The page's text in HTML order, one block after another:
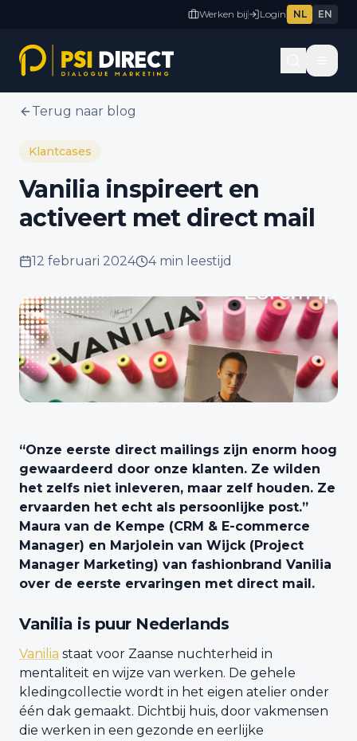
Werken bij Login NL EN
Terug naar blog
Klantcases
Vanilia inspireert en
activeert met direct mail
12 februari 2024 4 min leestijd
“Onze eerste direct mailings zijn enorm hoog
gewaardeerd door onze klanten. Ze wilden
het zelfs niet inleveren, maar zelf houden. Ze
ervaarden het echt als persoonlijke post.”
Maura van de Kempe (CRM & E-commerce
Manager) en Marjolein van Wijck (Project
Manager Marketing) van fashionbrand Vanilia
over de eerste ervaringen met direct mail.
Vanilia is puur Nederlands
Vanilia staat voor Zaanse nuchterheid in
mentaliteit en wijze van werken. De gehele
kledingcollectie wordt in het eigen atelier onder
één dak gemaakt. Dichtbij huis, door vakmensen
die werken in een gezonde en eerlijke